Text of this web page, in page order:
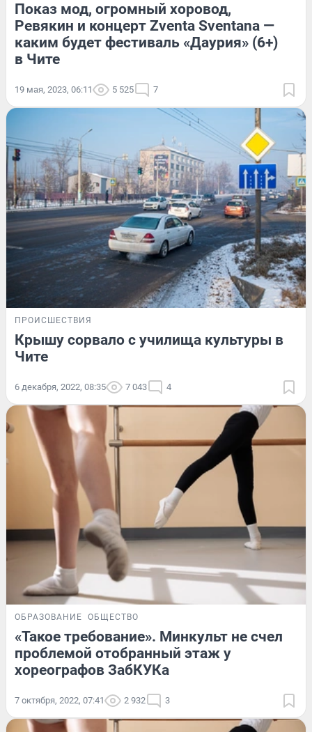
Показ мод, огромный хоровод,
Ревякин и концерт Zventa Sventana —
каким будет фестиваль «Даурия» (6+)
в Чите
19 мая, 2023, 06:11 5 525 7
ПРОИСШЕСТВИЯ
Крышу сорвало с училища культуры в
Чите
6 декабря, 2022, 08:35 7 043 4
ОБРАЗОВАНИЕ ОБЩЕСТВО
«Такое требование». Минкульт не счел
проблемой отобранный этаж у
хореографов ЗабКУКа
7 октября, 2022, 07:41 2 932 3